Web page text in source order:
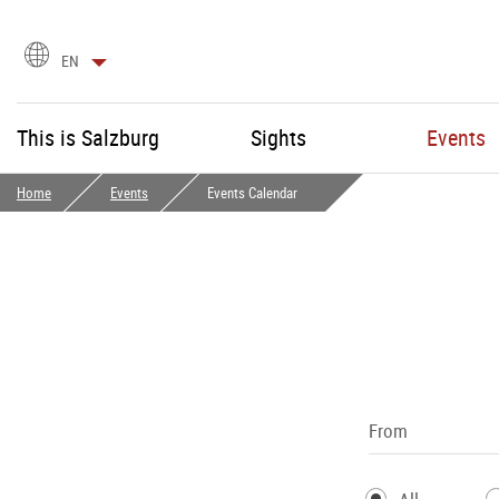
language
selection
EN
This is Salzburg Sights Events
Home Events Events Calendar
From